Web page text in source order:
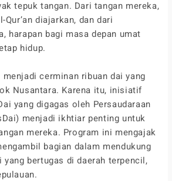
tepuk tangan. Dari tangan mereka,
Qur’an diajarkan, dan dari
harapan bagi masa depan umat
hidup.
cerminan ribuan dai yang
Nusantara. Karena itu, inisiatif
yang digagas oleh Persaudaraan
menjadi ikhtiar penting untuk
mereka. Program ini mengajak
bagian dalam mendukung
yang bertugas di daerah terpencil,